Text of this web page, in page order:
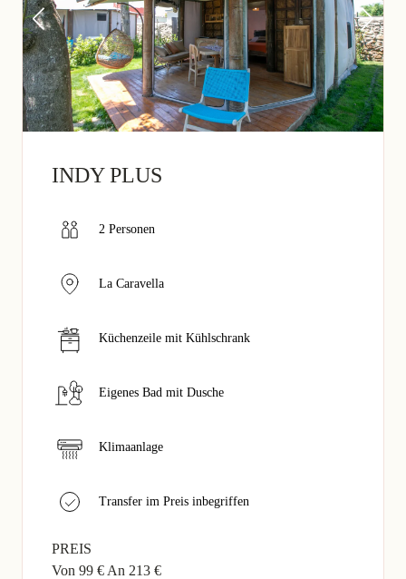
INDY PLUS
2 Personen
La Caravella
Küchenzeile mit Kühlschrank
Eigenes Bad mit Dusche
Klimaanlage
Transfer im Preis inbegriffen
PREIS
Von 99 € An 213 €